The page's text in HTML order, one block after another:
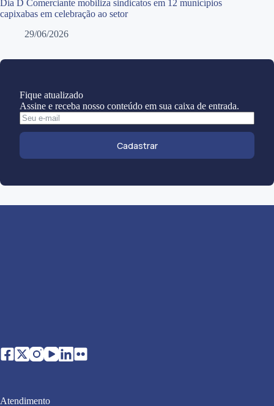
Dia D Comerciante mobiliza sindicatos em 12 municípios
capixabas em celebração ao setor
29/06/2026
Fique atualizado
Assine e receba nosso conteúdo em sua caixa de entrada.
Cadastrar
Atendimento